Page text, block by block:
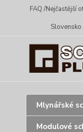
FAQ /Nejčastější
Slovensko
Mlynářské
Modulové